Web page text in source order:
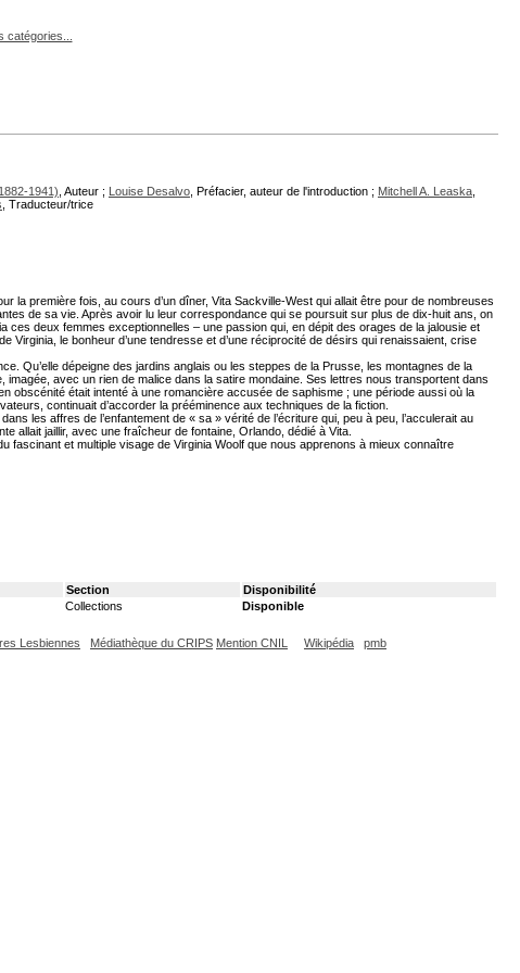
1941) , Auteur ; Louise Desalvo , Préfacier, auteur de l'introduction ; Mitchell A. Leaska
, Traducteur/trice
la première fois, au cours d’un dîner, Vita Sackville-West qui allait être pour de nombreuses
de sa vie. Après avoir lu leur correspondance qui se poursuit sur plus de dix-huit ans, on
ces deux femmes exceptionnelles – une passion qui, en dépit des orages de la jalousie et
Virginia, le bonheur d’une tendresse et d’une réciprocité de désirs qui renaissaient, crise
Qu’elle dépeigne des jardins anglais ou les steppes de la Prusse, les montagnes de la
imagée, avec un rien de malice dans la satire mondaine. Ses lettres nous transportent dans
obscénité était intenté à une romancière accusée de saphisme ; une période aussi où la
continuait d’accorder la prééminence aux techniques de la fiction.
les affres de l’enfantement de « sa » vérité de l’écriture qui, peu à peu, l’acculerait au
allait jaillir, avec une fraîcheur de fontaine, Orlando, dédié à Vita.
fascinant et multiple visage de Virginia Woolf que nous apprenons à mieux connaître
Section
Disponibilité
Collections Disponible
Lesbiennes Médiathèque du CRIPS Mention CNIL Wikipédia pmb